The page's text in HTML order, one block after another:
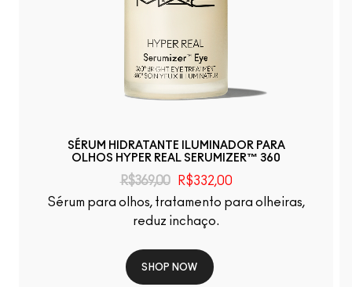
SÉRUM HIDRATANTE ILUMINADOR PARA
OLHOS HYPER REAL SERUMIZER™ 360
R$369,00
R$332,00
Sérum para olhos, tratamento para olheiras,
reduz inchaço.
SHOP NOW